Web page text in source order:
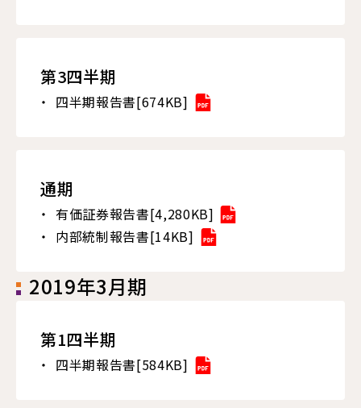
第3四半期
四半期報告書[674KB]
通期
有価証券報告書[4,280KB]
内部統制報告書[14KB]
2019年3月期
第1四半期
四半期報告書[584KB]